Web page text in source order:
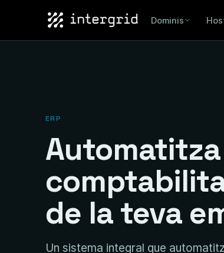
Dominis
ERP
Automatitza
de la teva
Un sistema integral que